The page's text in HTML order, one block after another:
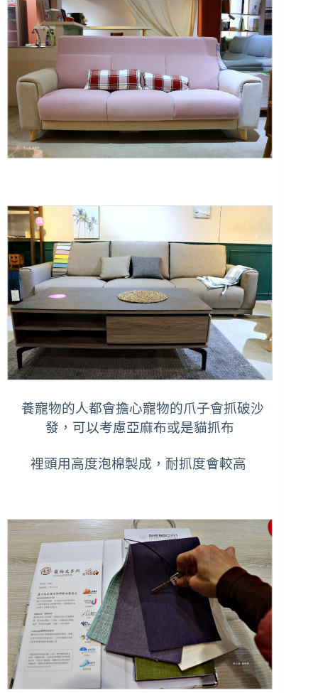
養寵物的人都會擔心寵物的爪子會抓破沙
發， 可以考慮亞麻布或是貓抓布
裡頭用高度泡棉製成，耐抓度會較高